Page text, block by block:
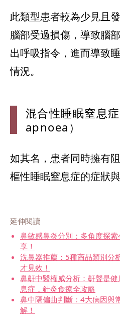
此類型患者較為少見且
腦部受過損傷，導致腦
出呼吸指令，進而導致
情況。
混合性睡眠窒息
apnoea）
如其名，患者同時擁有
樞性睡眠窒息症的症狀與
延伸閱讀
鼻敏感鼻炎分別：多角度探
享！
洗鼻器推薦：5種商品類別分
才見效！
鼻鼾中醫權威分析：鼾聲是
息症，針灸食療全攻略
鼻中隔偏曲判斷：4大病因與
解！